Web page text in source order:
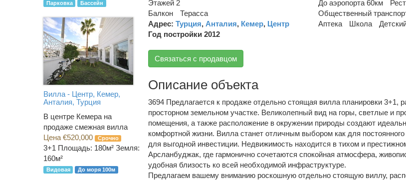
Этажей 2
Балкон
Терасса
Адрес: Турция, Анталия, Кемер, Центр
Год постройки 2012
До аэропорта 60км
Общественный
Аптека
Школа
Связаться с продавцом
Описание объекта
3694 Предлагается к продаже отдельно стоящая вилла планировки 3+1,
просторном земельном участке. Великолепный вид на горы, светлые и
помещения, а также расположение в окружении природы создают
комфортной жизни. Вилла станет отличным выбором как для
для выгодной инвестиции. Недвижимость находится в тихом и
Арсланбуджак, где гармонично сочетаются спокойная атмосфера,
удобная близость ко всей необходимой инфраструктуре.
Предлагаем вашему вниманию роскошную отдельно стоящую виллу,
Парковка Бассейн
Вилла - Центр, Кемер,
Анталия, Турция
В центре Кемера на
продаже смежная вилла
Цена €520,000
Срочно
3+1 Площадь: 180м² Земля:
160м²
Видовая До моря 100м